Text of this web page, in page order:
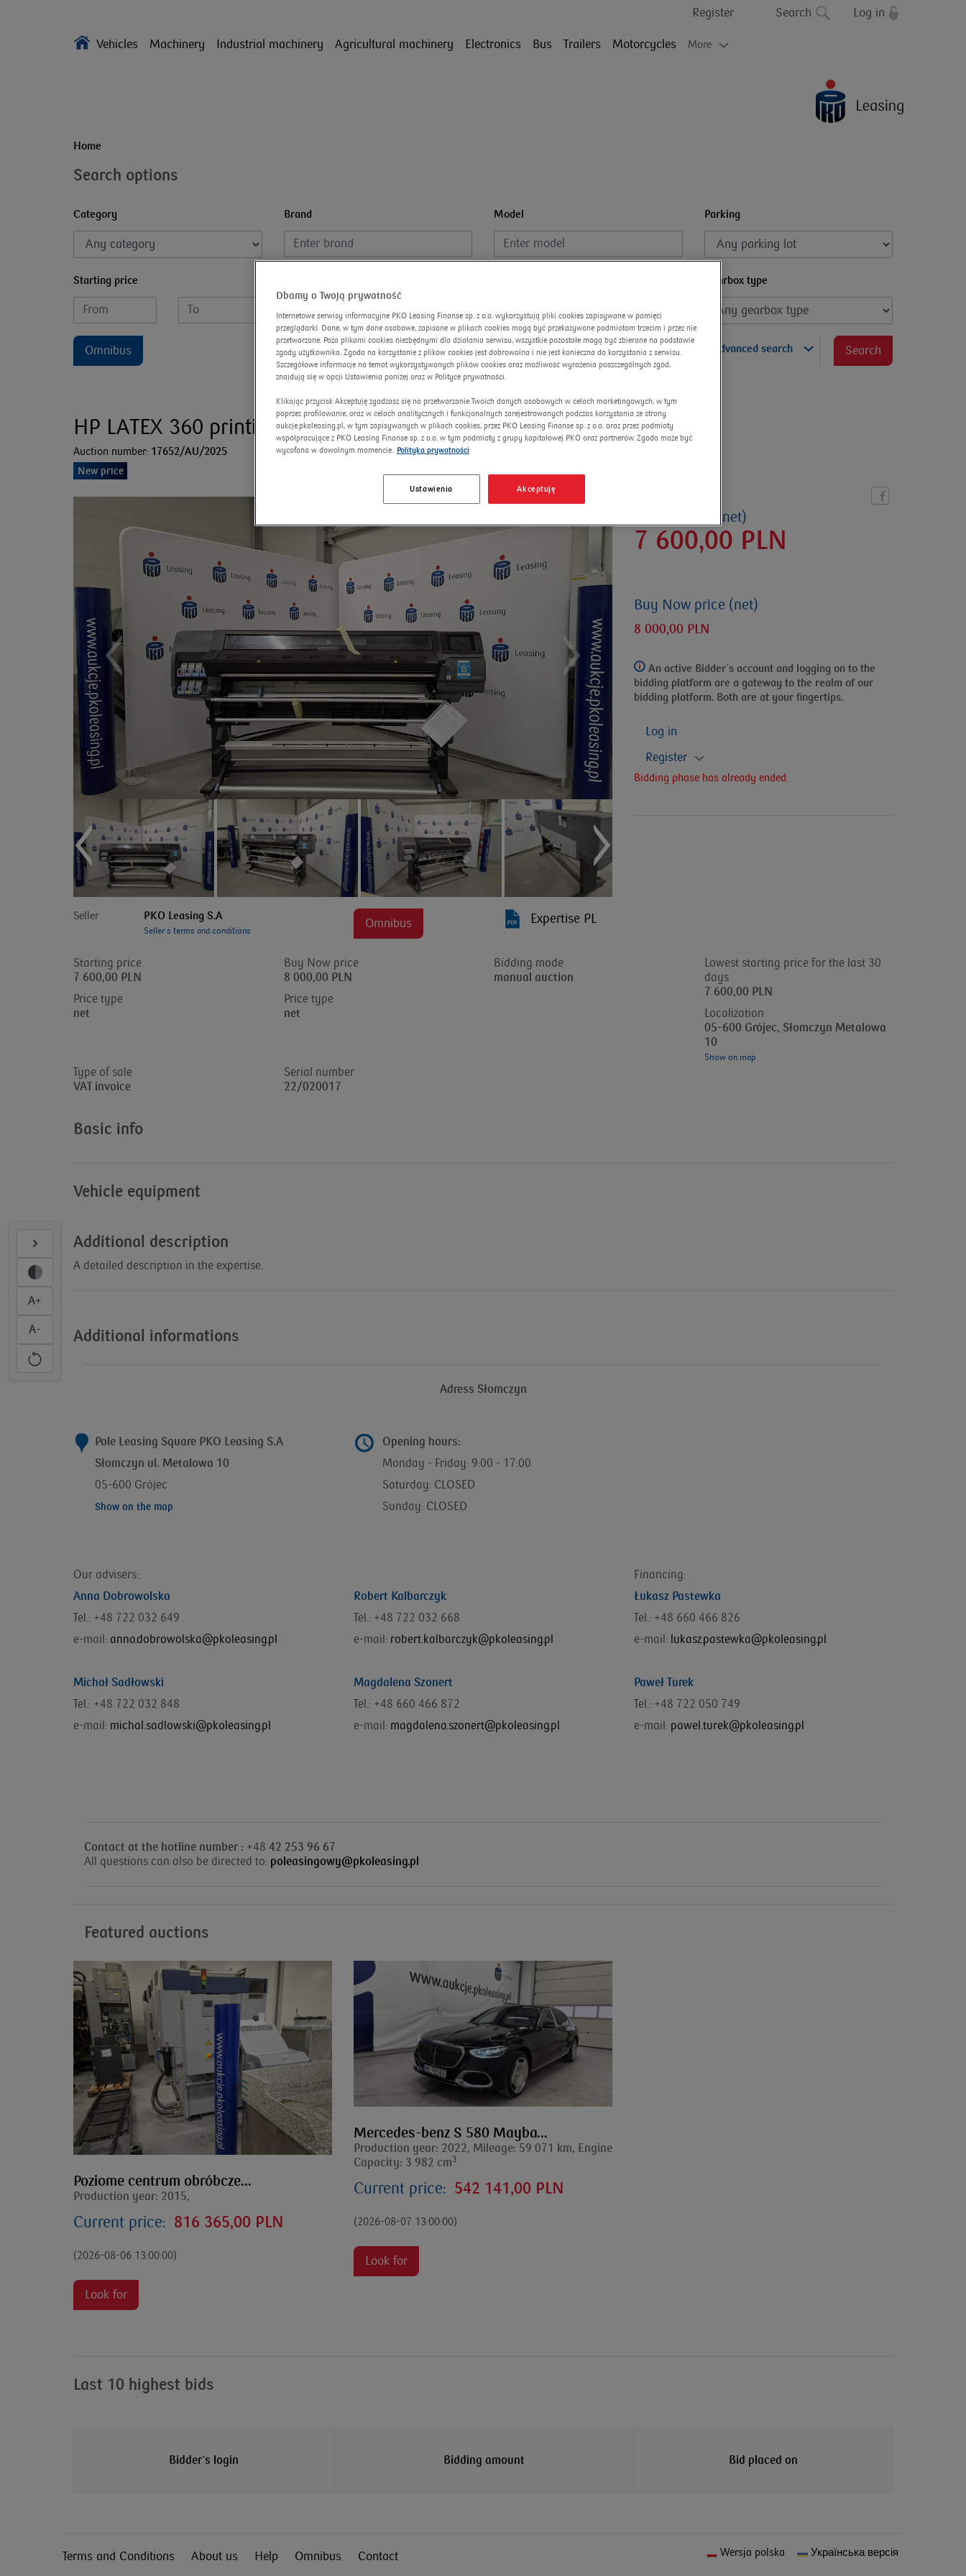
Register Search Log in
Vehicles Machinery Industrial machinery Agricultural machinery Electronics Bus Trailers Motorcycles More
Home
Search options
Category Brand Model Parking
Starting price Gearbox type
Omnibus advanced search Search
HP LATEX 360 printing machine
Auction number: 17652/AU/2025
New price
Current price (net)
7 600,00 PLN
Buy Now price (net)
8 000,00 PLN
An active Bidder`s account and logging on to the
bidding platform are a gateway to the realm of our
bidding platform. Both are at your fingertips.
Log in
Register
Bidding phase has already ended.
Seller PKO Leasing S.A
Seller`s terms and conditions
Omnibus Expertise PL
Starting price
7 600,00 PLN
Price type
net
Buy Now price
8 000,00 PLN
Price type
net
Bidding mode
manual auction
Lowest starting price for the last 30
days
7 600,00 PLN
Localization
05-600 Grójec, Słomczyn Metalowa
10
Show on map
Type of sale
VAT invoice
Serial number
22/020017
Basic info
Vehicle equipment
Additional description
A detailed description in the expertise.
Additional informations
Adress Słomczyn
Pole Leasing Square PKO Leasing S.A
Słomczyn ul. Metalowa 10
05-600 Grójec
Show on the map
Opening hours:
Monday - Friday: 9:00 - 17:00
Saturday: CLOSED
Sunday: CLOSED
Our advisers::
Anna Dobrowolska
Tel.: +48 722 032 649
e-mail: anna.dobrowolska@pkoleasing.pl
Michał Sadłowski
Tel.: +48 722 032 848
e-mail: michal.sadlowski@pkoleasing.pl
Robert Kalbarczyk
Tel.: +48 722 032 668
e-mail: robert.kalbarczyk@pkoleasing.pl
Magdalena Szonert
Tel.: +48 660 466 872
e-mail: magdalena.szonert@pkoleasing.pl
Financing:
Łukasz Pastewka
Tel.: +48 660 466 826
e-mail: lukasz.pastewka@pkoleasing.pl
Paweł Turek
Tel.: +48 722 050 749
e-mail: pawel.turek@pkoleasing.pl
Contact at the hotline number : +48 42 253 96 67
All questions can also be directed to: poleasingowy@pkoleasing.pl
Featured auctions
Poziome centrum obróbcze...
Production year: 2015,
Current price: 816 365,00 PLN
(2026-08-06 13:00:00)
Look for
Mercedes-benz S 580 Mayba...
Production year: 2022, Mileage: 59 071 km, Engine
Capacity: 3 982 cm3
Current price: 542 141,00 PLN
(2026-08-07 13:00:00)
Look for
Last 10 highest bids
Bidder`s login Bidding amount Bid placed on
Terms and Conditions About us Help Omnibus Contact Wersja polska Українська версія
A+
A-
Dbamy o Twoją prywatność
Internetowe serwisy informacyjne PKO Leasing Finanse sp. z o.o. wykorzystują pliki cookies zapisywane w pamięci
przeglądarki. Dane, w tym dane osobowe, zapisane w plikach cookies mogą być przekazywane podmiotom trzecim i przez nie
przetwarzane. Poza plikami cookies niezbędnymi dla działania serwisu, wszystkie pozostałe mogą być zbierane na podstawie
zgody użytkownika. Zgoda na korzystanie z plików cookies jest dobrowolna i nie jest konieczna do korzystania z serwisu.
Szczegółowe informacje na temat wykorzystywanych plików cookies oraz możliwość wyrażenia poszczególnych zgód,
znajdują się w opcji Ustawienia poniżej oraz w Polityce prywatności.
Klikając przycisk Akceptuję zgadzasz się na przetwarzanie Twoich danych osobowych w celach marketingowych, w tym
poprzez profilowanie, oraz w celach analitycznych i funkcjonalnych zarejestrowanych podczas korzystania ze strony
aukcje.pkoleasing.pl, w tym zapisywanych w plikach cookies, przez PKO Leasing Finanse sp. z o.o. oraz przez podmioty
współpracujące z PKO Leasing Finanse sp. z o.o. w tym podmioty z grupy kapitałowej PKO oraz partnerów. Zgoda może być
wycofana w dowolnym momencie. Polityka prywatności
Akceptuję
Ustawienia